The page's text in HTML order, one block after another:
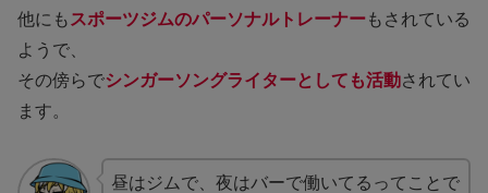
他にも スポーツジムのパーソナルトレーナーもされている
ようで、
その傍らでシンガーソングライターとしても活動されてい
ます。
昼はジムで、夜はバーで働いてるってことで